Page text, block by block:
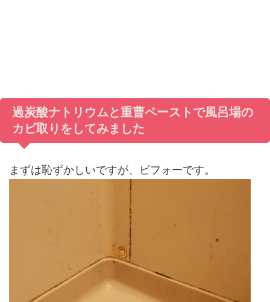
過炭酸ナトリウムと重曹ペーストで風呂場の
カビ取りをしてみました
まずは恥ずかしいですが、ビフォーです。